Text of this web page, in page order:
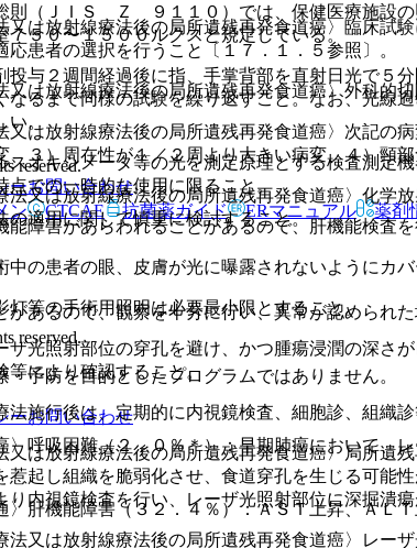
則（ＪＩＳ Ｚ ９１１０）では、保健医療施設
５０〜１５００ルクスと規定している。
与２週間経過後に指、手掌背部を直射日光で５
なるまで同様の試験を繰り返すこと。なお、光線
い。
オキシメータ等の光を測定原理とする検査測定
点での一時的な使用に限ること。
障害があらわれることがあるので、肝機能検査
の患者の眼、皮膚が光に曝露されないようにカバ
等の手術用照明は必要最小限とすること。
光照射部位の穿孔を避け、かつ腫瘍浸潤の深さ
等により確認すること。
施行後は、定期的に内視鏡検査、細胞診、組織診
は放射線療法後の局所遺残再発食道癌〉局所遺
惹起し組織を脆弱化させ、食道穿孔を生じる可能
内視鏡検査を行い、レーザ光照射部位に深掘潰
又は放射線療法後の局所遺残再発食道癌〉レー
は放射線療法後の局所遺残再発食道癌〉臨床試
患者の選択を行うこと〔１７．１．５参照〕。
は放射線療法後の局所遺残再発食道癌〉外科的
は放射線療法後の局所遺残再発食道癌〉次記の
、３）周在性が１／２周より大きい病変、４）頸
又は放射線療法後の局所遺残再発食道癌〉化学
の適用に関して慎重に検討すること。
があるので、観察を十分に行い、異常が認められ
呼吸困難（２．０％＊）：早期肺癌において、
肝機能障害（３２．４％）：ＡＳＴ上昇、ＡＬ
reserved.
ーお問い合わせ
ン CTCAE 抗菌薬ガイド ERマニュアル 薬剤
reserved.
予防を目的としたプログラムではありません。
ーお問い合わせ